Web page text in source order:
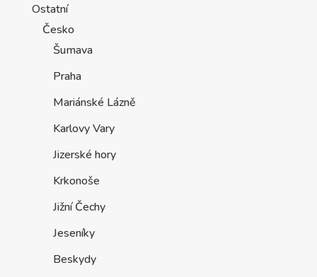
Ostatní
Česko
Šumava
Praha
Mariánské Lázně
Karlovy Vary
Jizerské hory
Krkonoše
Jižní Čechy
Jeseníky
Beskydy